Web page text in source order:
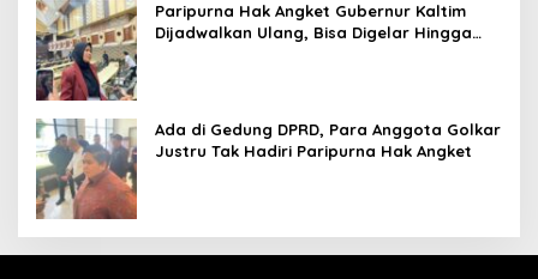
Paripurna Hak Angket Gubernur Kaltim
Dijadwalkan Ulang, Bisa Digelar Hingga
Ada di Gedung DPRD, Para Anggota Golkar
Justru Tak Hadiri Paripurna Hak Angket